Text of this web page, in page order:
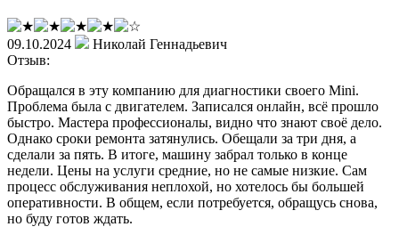
09.10.2024
Николай Геннадьевич
Отзыв:
Обращался в эту компанию для диагностики своего Mini.
Проблема была с двигателем. Записался онлайн, всё прошло
быстро. Мастера профессионалы, видно что знают своё дело.
Однако сроки ремонта затянулись. Обещали за три дня, а
сделали за пять. В итоге, машину забрал только в конце
недели. Цены на услуги средние, но не самые низкие. Сам
процесс обслуживания неплохой, но хотелось бы большей
оперативности. В общем, если потребуется, обращусь снова,
но буду готов ждать.